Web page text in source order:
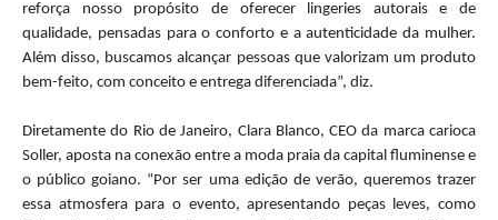
reforça nosso propósito de oferecer lingeries autorais e de
qualidade, pensadas para o conforto e a autenticidade da mulher.
Além disso, buscamos alcançar pessoas que valorizam um produto
bem-feito, com conceito e entrega diferenciada”, diz.
Diretamente do Rio de Janeiro, Clara Blanco, CEO da marca carioca
Soller, aposta na conexão entre a moda praia da capital fluminense e
o público goiano. “Por ser uma edição de verão, queremos trazer
essa atmosfera para o evento, apresentando peças leves, como